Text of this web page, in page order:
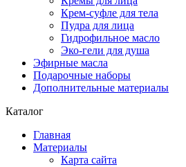
Крем-суфле для тела
Пудра для лица
Гидрофильное масло
Эко-гели для душа
Эфирные масла
Подарочные наборы
Дополнительные материалы
Каталог
Главная
Материалы
Карта сайта